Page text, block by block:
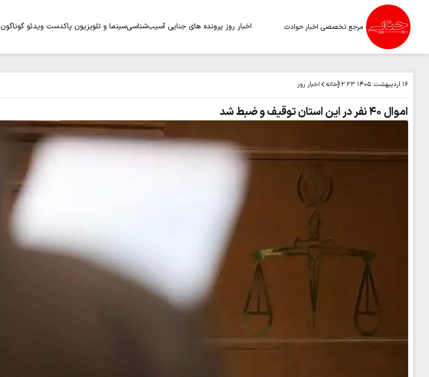
مرجع تخصصی اخبار حوادث اخبار روز پرونده های جنایی آسیب‌شناسیسینما و تلویزیون پاکدست ویدئو گوناگون
۱۶ اردیبهشت ۱۴۰۵ ۱۲:۲۳ خانه اخبار روز
اموال ۴۰ نفر در این استان توقیف و ضبط شد